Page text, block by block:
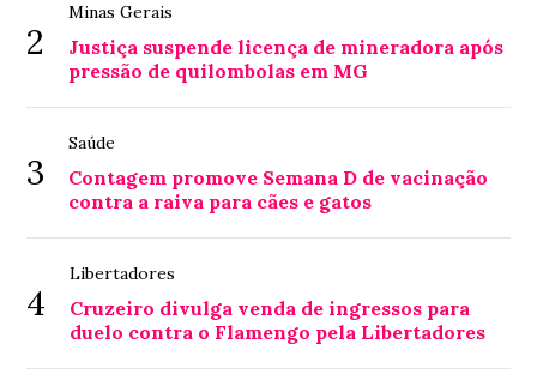
2
Minas Gerais
Justiça suspende licença de mineradora após
pressão de quilombolas em MG
3
Saúde
Contagem promove Semana D de vacinação
contra a raiva para cães e gatos
4
Libertadores
Cruzeiro divulga venda de ingressos para
duelo contra o Flamengo pela Libertadores